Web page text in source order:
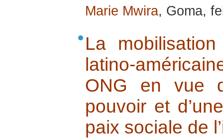
Marie Mwira, Goma,
La
latino-
ONG en vue
pouvoir et
paix sociale de